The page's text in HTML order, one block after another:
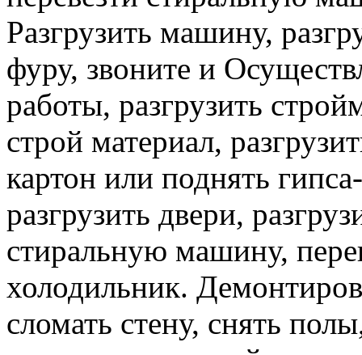
Разгрузить машину,
фуру, звоните и
работы, разгрузить
строй материал,
картон или поднять
разгрузить двери,
стиральную машину,
холодильник.
сломать стену, снять